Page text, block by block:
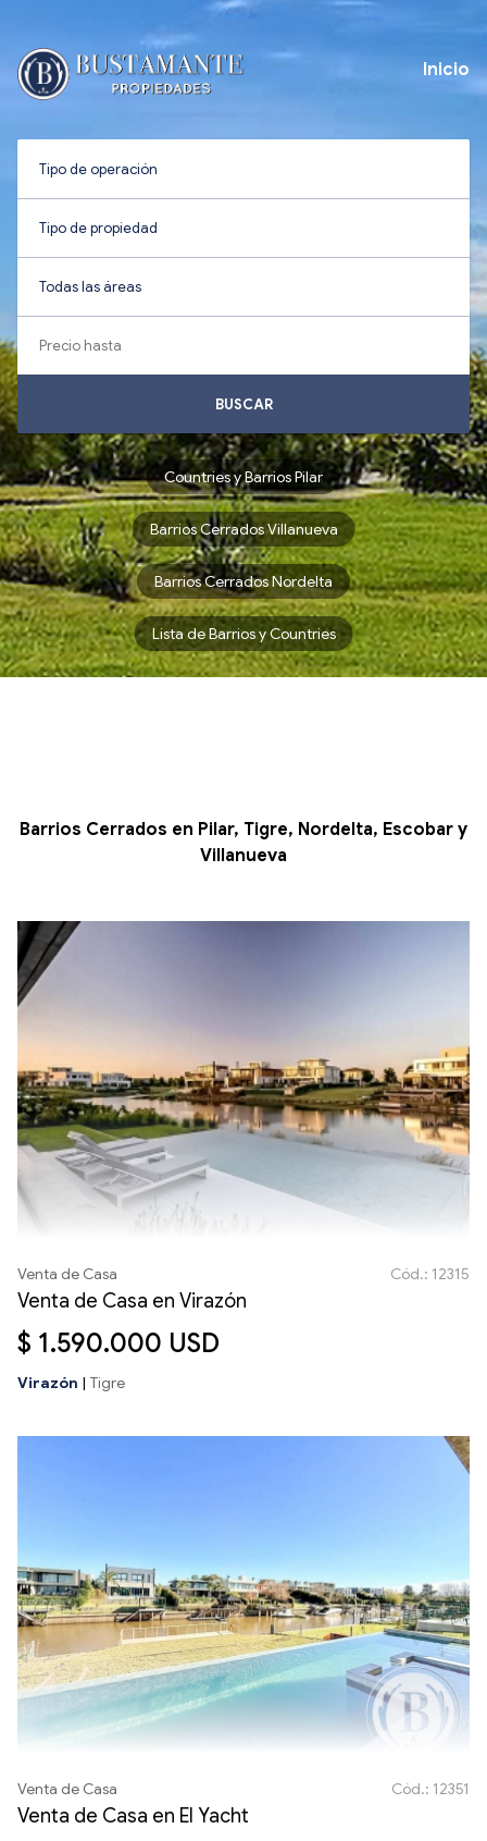
Inicio
BUSCAR
Countries y Barrios Pilar
Barrios Cerrados Villanueva
Barrios Cerrados Nordelta
Lista de Barrios y Countries
Barrios Cerrados en Pilar, Tigre, Nordelta, Escobar y
Villanueva
Venta de Casa Cód.: 12315
Venta de Casa en Virazón
$ 1.590.000 USD
Virazón | Tigre
Venta de Casa Cód.: 12351
Venta de Casa en El Yacht